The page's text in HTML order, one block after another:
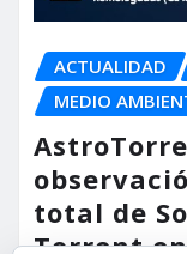
ACTUALIDAD
MEDIO
total de
Torrent